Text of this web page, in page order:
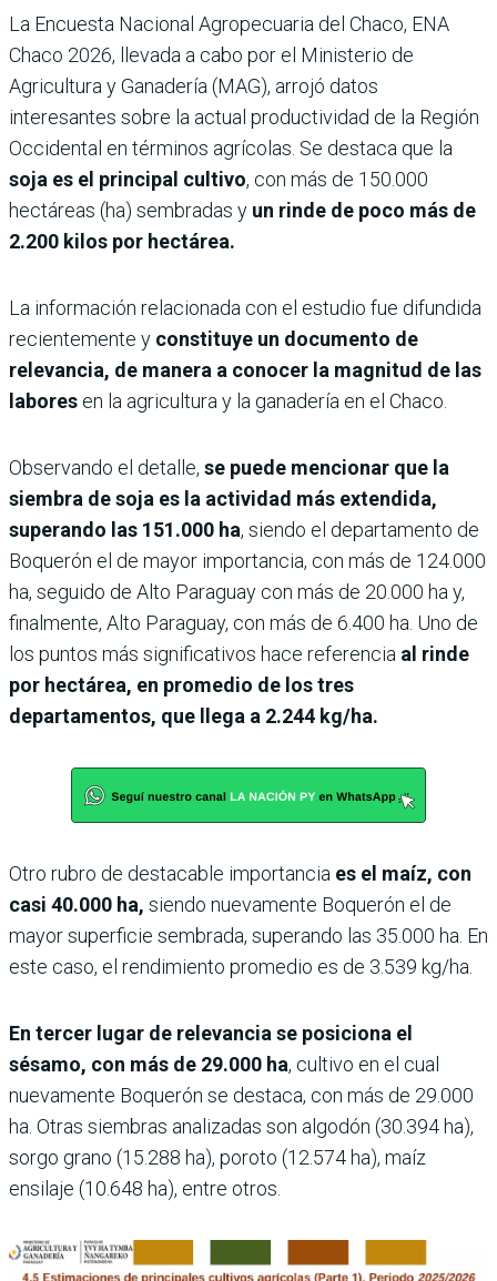
La Encuesta Nacional Agropecuaria del Chaco, ENA
Chaco 2026, llevada a cabo por el Ministerio de
Agricultura y Ganadería (MAG), arrojó datos
interesantes sobre la actual productividad de la Región
Occidental en términos agrícolas. Se destaca que la
soja es el principal cultivo, con más de 150.000
hectáreas (ha) sembradas y un rinde de poco más de
2.200 kilos por hectárea.
La información relacionada con el estudio fue difundida
recientemente y constituye un documento de
relevancia, de manera a conocer la magnitud de las
labores en la agricultura y la ganadería en el Chaco.
Observando el detalle, se puede mencionar que la
siembra de soja es la actividad más extendida,
superando las 151.000 ha, siendo el departamento de
Boquerón el de mayor importancia, con más de 124.000
ha, seguido de Alto Paraguay con más de 20.000 ha y,
finalmente, Alto Paraguay, con más de 6.400 ha. Uno de
los puntos más significativos hace referencia al rinde
por hectárea, en promedio de los tres
departamentos, que llega a 2.244 kg/ha.
Otro rubro de destacable importancia es el maíz, con
casi 40.000 ha, siendo nuevamente Boquerón el de
mayor superficie sembrada, superando las 35.000 ha. En
este caso, el rendimiento promedio es de 3.539 kg/ha.
En tercer lugar de relevancia se posiciona el
sésamo, con más de 29.000 ha, cultivo en el cual
nuevamente Boquerón se destaca, con más de 29.000
ha. Otras siembras analizadas son algodón (30.394 ha),
sorgo grano (15.288 ha), poroto (12.574 ha), maíz
ensilaje (10.648 ha), entre otros.